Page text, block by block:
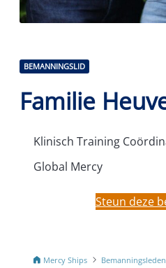
BEMANNINGSLID
Familie
Klinisch Training
Global Mercy
Steun deze
Mercy Ships Bemanningsleden